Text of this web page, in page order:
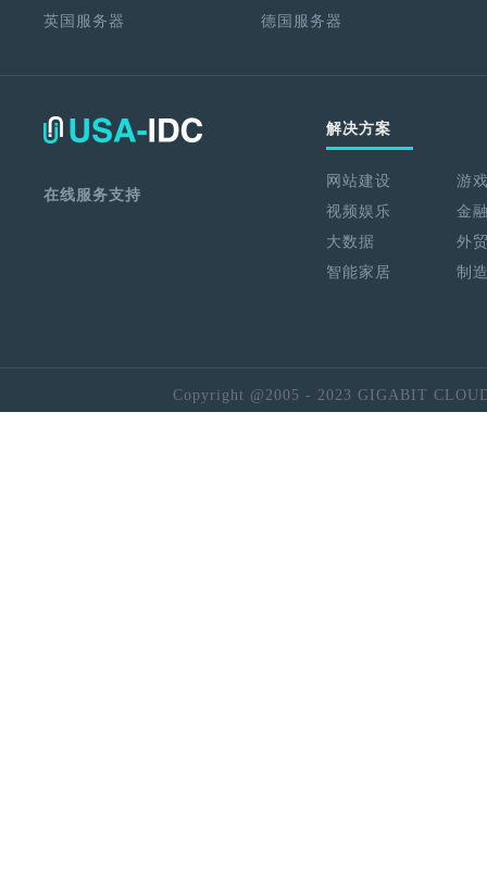
英国服务器
德国服务器
在线服务支持
解决方案
网站建设
游
视频娱乐
金
大数据
外
智能家居
制
Copyright @2005 - 2023 GIGABIT